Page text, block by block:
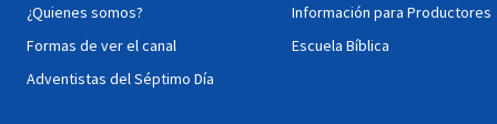
¿Quienes somos?
Formas de ver el canal
Adventistas del Séptimo Día
Información para Productores
Escuela Bíblica